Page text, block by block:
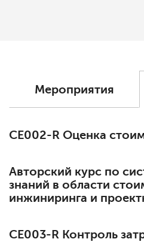
Мероприятия
СЕ002-R Оценка
Авторский курс по
знаний в области
инжиниринга и
СЕ003-R Контроль